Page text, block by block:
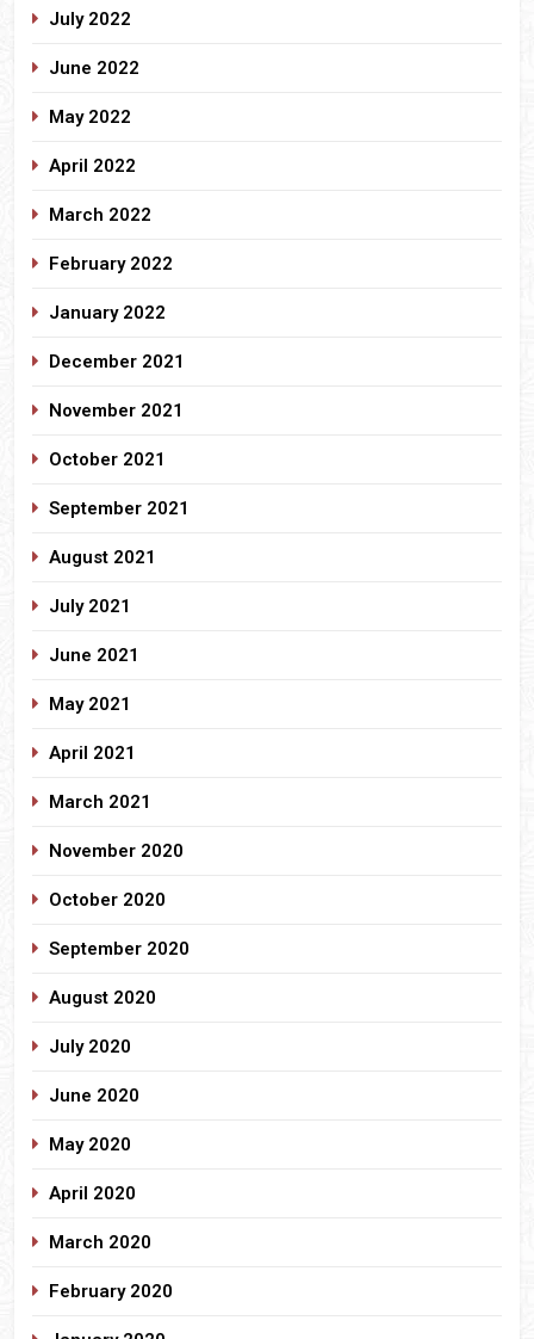
July 2022
June 2022
May 2022
April 2022
March 2022
February 2022
January 2022
December 2021
November 2021
October 2021
September 2021
August 2021
July 2021
June 2021
May 2021
April 2021
March 2021
November 2020
October 2020
September 2020
August 2020
July 2020
June 2020
May 2020
April 2020
March 2020
February 2020